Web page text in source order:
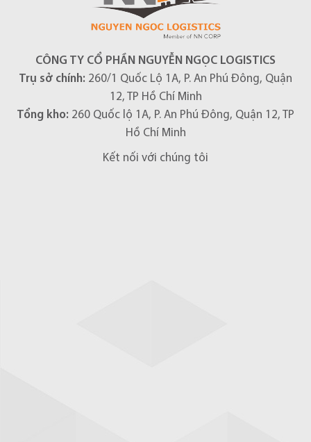
CÔNG TY CỔ PHẦN NGUYỄN NGỌC LOGISTICS
Trụ sở chính: 260/1 Quốc Lộ 1A, P. An Phú Đông, Quận
12, TP Hồ Chí Minh
Tổng kho: 260 Quốc lộ 1A, P. An Phú Đông, Quận 12, TP
Hồ Chí Minh
Kết nối với chúng tôi